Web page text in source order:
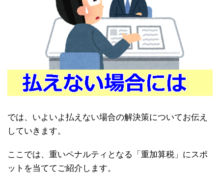
では、いよいよ払えない場合の解決策についてお伝え
していきます。
ここでは、重いペナルティとなる「重加算税」にスポ
ットを当ててご紹介します。